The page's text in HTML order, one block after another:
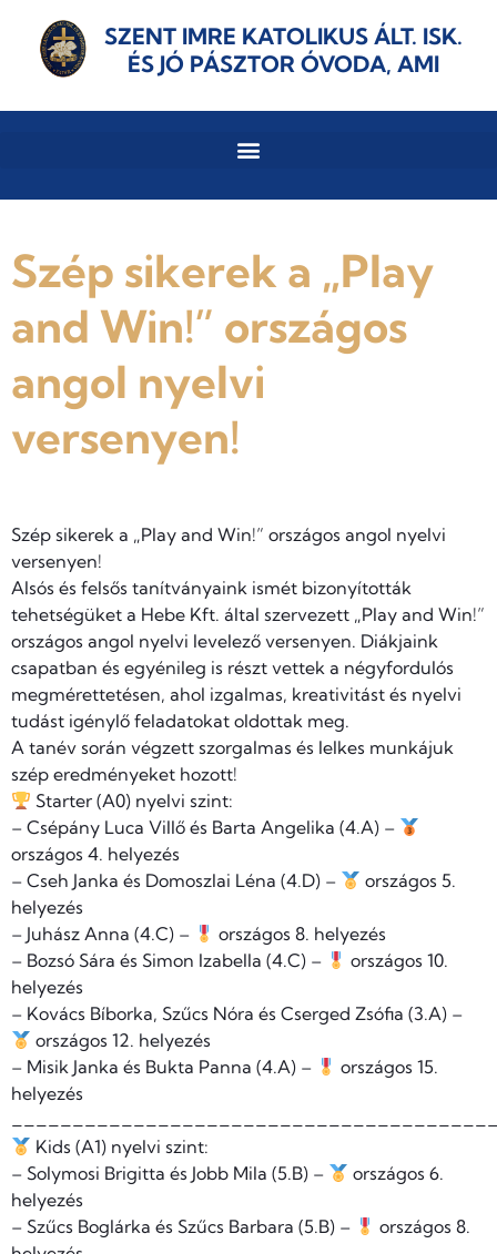
SZENT IMRE KATOLIKUS ÁLT. ISK.
ÉS JÓ PÁSZTOR ÓVODA, AMI
Szép sikerek a „Play
and Win!” országos
angol nyelvi
versenyen!
Szép sikerek a „Play and Win!” országos angol nyelvi
versenyen!
Alsós és felsős tanítványaink ismét bizonyították
tehetségüket a Hebe Kft. által szervezett „Play and Win!”
országos angol nyelvi levelező versenyen. Diákjaink
csapatban és egyénileg is részt vettek a négyfordulós
megmérettetésen, ahol izgalmas, kreativitást és nyelvi
tudást igénylő feladatokat oldottak meg.
A tanév során végzett szorgalmas és lelkes munkájuk
szép eredményeket hozott!
Starter (A0) nyelvi szint:
– Csépány Luca Villő és Barta Angelika (4.A) –
országos 4. helyezés
– Cseh Janka és Domoszlai Léna (4.D) –
országos 5.
helyezés
– Juhász Anna (4.C) –
országos 8. helyezés
– Bozsó Sára és Simon Izabella (4.C) –
országos 10.
helyezés
– Kovács Bíborka, Szűcs Nóra és Cserged Zsófia (3.A) –
országos 12. helyezés
– Misik Janka és Bukta Panna (4.A) –
országos 15.
helyezés
Kids (A1) nyelvi szint:
– Solymosi Brigitta és Jobb Mila (5.B) –
országos 6.
helyezés
– Szűcs Boglárka és Szűcs Barbara (5.B) –
országos 8.